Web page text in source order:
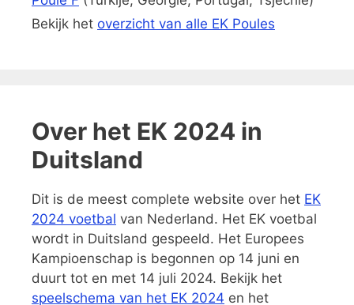
Bekijk het overzicht van alle EK Poules
Over het EK 2024 in
Duitsland
Dit is de meest complete website over het EK
2024 voetbal van Nederland. Het EK voetbal
wordt in Duitsland gespeeld. Het Europees
Kampioenschap is begonnen op 14 juni en
duurt tot en met 14 juli 2024. Bekijk het
speelschema van het EK 2024 en het